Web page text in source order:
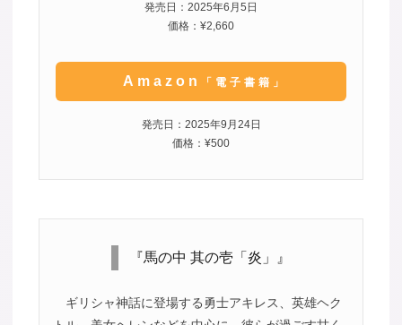
発売日：2025年6月5日
価格：¥2,660
Amazon 「電子書籍」
発売日：2025年9月24日
価格：¥500
『馬の中 其の壱「炎」』
ギリシャ神話に登場する勇士アキレス、英雄ヘク